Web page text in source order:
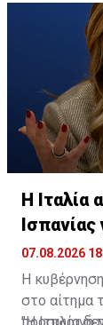
Η Ιταλία
Σένγκεν
07.08.2026
Η
στο αίτημα